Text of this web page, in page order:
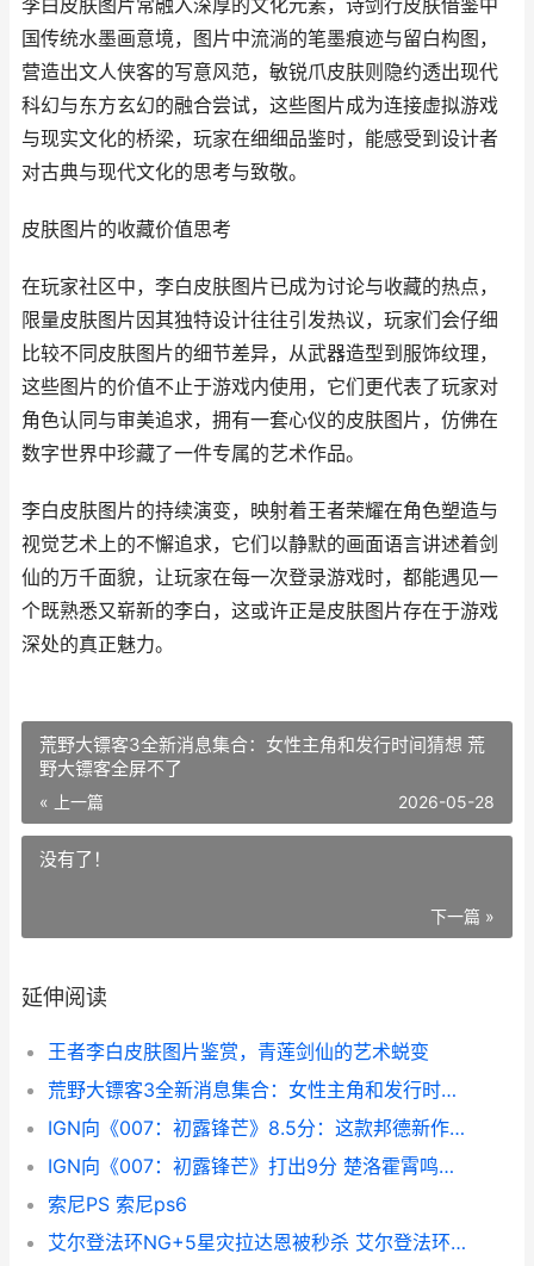
李白皮肤图片常融入深厚的文化元素，诗剑行皮肤借鉴中
国传统水墨画意境，图片中流淌的笔墨痕迹与留白构图，
营造出文人侠客的写意风范，敏锐爪皮肤则隐约透出现代
科幻与东方玄幻的融合尝试，这些图片成为连接虚拟游戏
与现实文化的桥梁，玩家在细细品鉴时，能感受到设计者
对古典与现代文化的思考与致敬。
皮肤图片的收藏价值思考
在玩家社区中，李白皮肤图片已成为讨论与收藏的热点，
限量皮肤图片因其独特设计往往引发热议，玩家们会仔细
比较不同皮肤图片的细节差异，从武器造型到服饰纹理，
这些图片的价值不止于游戏内使用，它们更代表了玩家对
角色认同与审美追求，拥有一套心仪的皮肤图片，仿佛在
数字世界中珍藏了一件专属的艺术作品。
李白皮肤图片的持续演变，映射着王者荣耀在角色塑造与
视觉艺术上的不懈追求，它们以静默的画面语言讲述着剑
仙的万千面貌，让玩家在每一次登录游戏时，都能遇见一
个既熟悉又崭新的李白，这或许正是皮肤图片存在于游戏
深处的真正魅力。
荒野大镖客3全新消息集合：女性主角和发行时间猜想 荒
野大镖客全屏不了
« 上一篇 2026-05-28
没有了！
下一篇 »
延伸阅读
王者李白皮肤图片鉴赏，青莲剑仙的艺术蜕变
荒野大镖客3全新消息集合：女性主角和发行时间猜想 荒野大镖客全屏不了
IGN向《007：初露锋芒》8.5分：这款邦德新作让人不过瘾 出路儿童电影纪录片免费观看
IGN向《007：初露锋芒》打出9分 楚洛霍霄鸣小说团宠真千金竟是玄门大佬
索尼PS 索尼ps6
艾尔登法环NG+5星灾拉达恩被秒杀 艾尔登法环新手攻略